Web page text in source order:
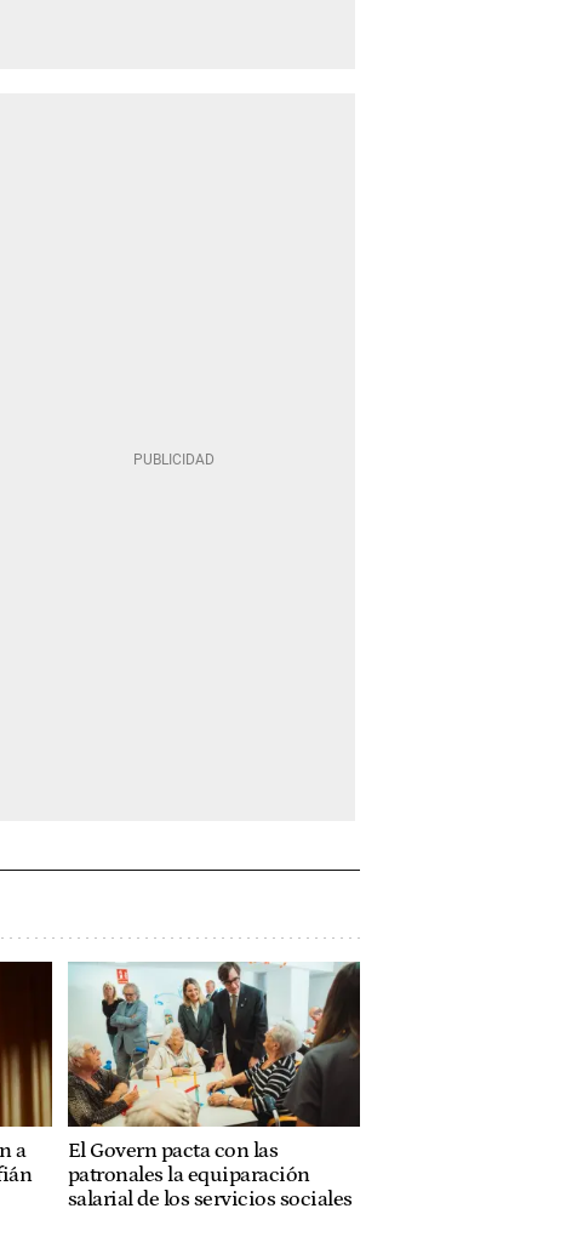
a
El Govern pacta con las
patronales la equiparación
salarial de los servicios sociales